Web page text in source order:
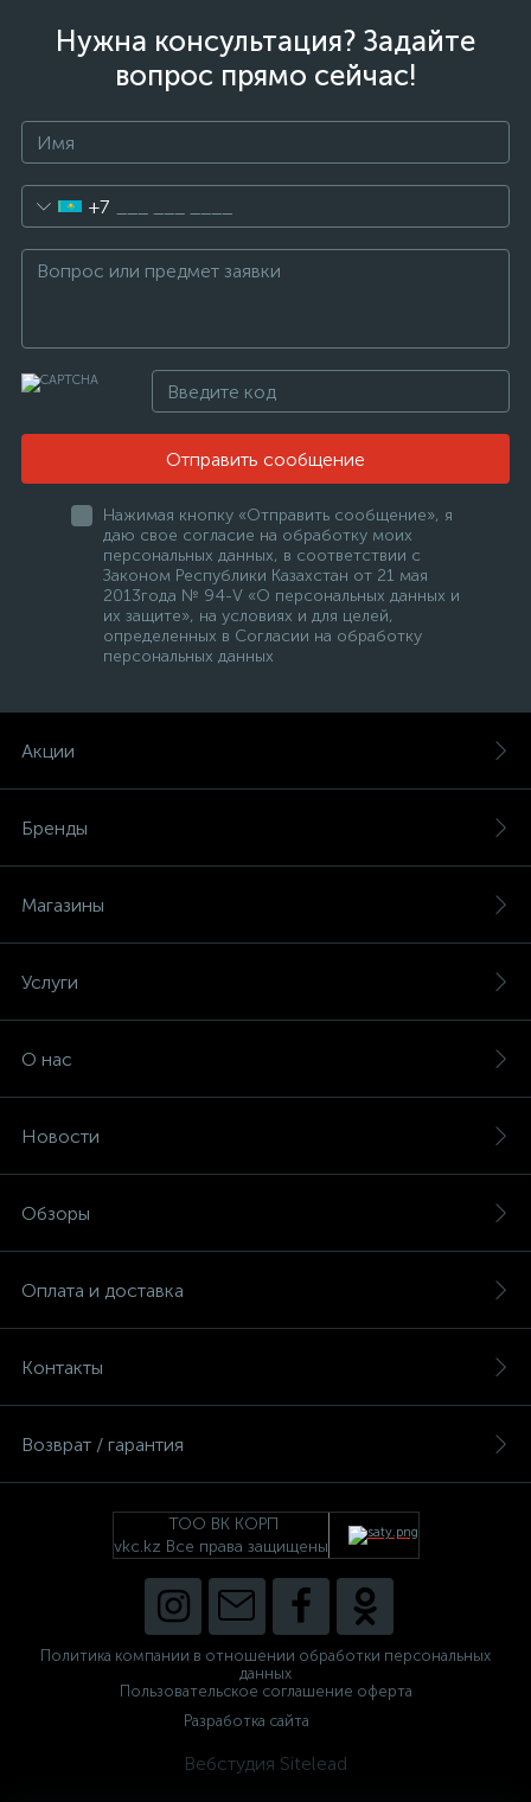
Нужна консультация? Задайте
вопрос прямо сейчас!
+7
Отправить сообщение
Нажимая кнопку «Отправить сообщение», я
даю свое согласие на обработку моих
персональных данных, в соответствии с
Законом Республики Казахстан от 21 мая
2013года № 94-V «О персональных данных и
их защите», на условиях и для целей,
определенных в Согласии на обработку
персональных данных
Акции
Бренды
Магазины
Услуги
О нас
Новости
Обзоры
Оплата и доставка
Контакты
Возврат / гарантия
ТОО ВК КОРП
vkc.kz Все права защищены
Политика компании в отношении обработки персональных
данных
Пользовательское соглашение оферта
Разработка сайта
Вебстудия Sitelead